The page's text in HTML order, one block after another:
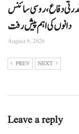
دفاع، روسی سائنس
دانوں کی اہم پیش رفت
August 9, 2026
PREV NEXT
Leave a reply